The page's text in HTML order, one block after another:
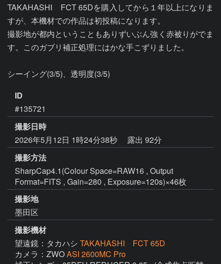
TAKAHASHI　FCT 65Dを購入してから１年以上になりま
すが、本機材での作品は初投稿になります。
撮影地が都内ということもありずいぶん強く赤被りがでま
す。このガブリ補正処理にはかな手こずりました。
シーイング(3/5)、透明度(3/5)
ID
#135721
撮影日時
2026年5月12日 1時24分38秒
露出 92分
撮影方法
SharpCap4.1(Colour Space=RAW16 , Output
Format=FITS , Gain=280 , Exposure=120s)×46枚
撮影地
墨田区
撮影機材
望遠鏡：タカハシ TAKAHASHI FCT 65D
カメラ：ZWOASI 2600MC Pro